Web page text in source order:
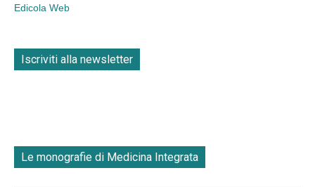
Edicola Web
Iscriviti alla newsletter
Le monografie di Medicina Integrata